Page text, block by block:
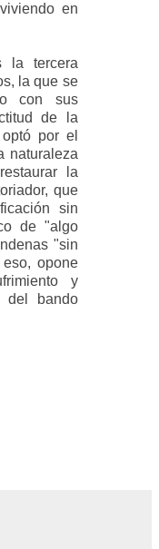
en
la tercera
la que se
con sus
de la
por el
naturaleza
la
que
sin
de "algo
"sin
opone
y
del bando